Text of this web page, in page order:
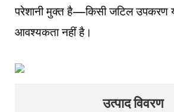
परेशानी मुक्त है—किसी जटिल उपकरण
आवश्यकता नहीं है।
उत्पाद विवरण